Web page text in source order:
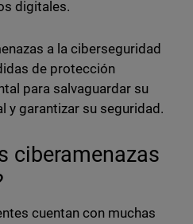
digitales.
a la ciberseguridad
de protección
para salvaguardar su
y garantizar su seguridad.
ciberamenazas
cuentan con muchas